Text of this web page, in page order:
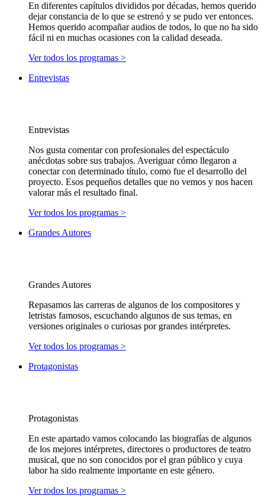
En diferentes capítulos divididos por décadas, hemos querido
dejar constancia de lo que se estrenó y se pudo ver entonces.
Hemos querido acompañar audios de todos, lo que no ha sido
fácil ni en muchas ocasiones con la calidad deseada.
Ver todos los programas >
Entrevistas
Entrevistas
Nos gusta comentar con profesionales del espectáculo
anécdotas sobre sus trabajos. Averiguar cómo llegaron a
conectar con determinado título, como fue el desarrollo del
proyecto. Esos pequeños detalles que no vemos y nos hacen
valorar más el resultado final.
Ver todos los programas >
Grandes Autores
Grandes Autores
Repasamos las carreras de algunos de los compositores y
letristas famosos, escuchando algunos de sus temas, en
versiones originales o curiosas por grandes intérpretes.
Ver todos los programas >
Protagonistas
Protagonistas
En este apartado vamos colocando las biografías de algunos
de los mejores intérpretes, directores o productores de teatro
musical, que no son conocidos por el gran público y cuya
labor ha sido realmente importante en este género.
Ver todos los programas >